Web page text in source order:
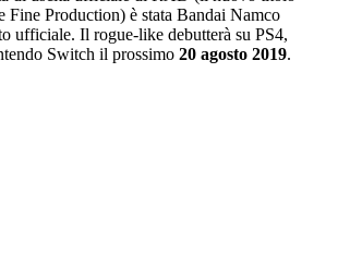
Fine Production) è stata Bandai Namco
ufficiale. Il rogue-like debutterà su PS4,
Switch il prossimo 20 agosto 2019.